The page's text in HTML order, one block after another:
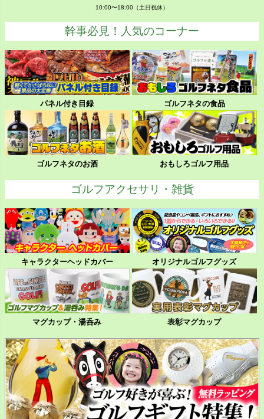
10:00〜18:00（土日祝休）
幹事必見！人気のコーナー
パネル付き目録 ゴルフネタの食品
ゴルフネタのお酒 おもしろゴルフ用品
ゴルフアクセサリ・雑貨
キャラクターヘッドカバー オリジナルゴルフグッズ
マグカップ・湯呑み 表彰マグカップ